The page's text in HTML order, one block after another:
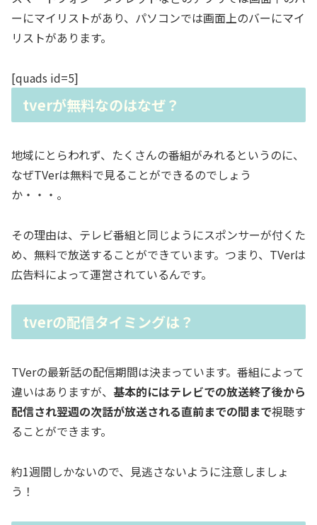
ーにマイリストがあり、パソコンでは画面上のバーにマイ
リストがあります。
[quads id=5]
tverが無料なのはなぜ？
地域にとらわれず、たくさんの番組がみれるというのに、
なぜTVerは無料で見ることができるのでしょう
か・・・。
その理由は、 テレビ番組と同じようにスポンサーが付くた
め、無料で放送することができています。つまり、TVerは
広告料によって運営されているんです。
tverの配信タイミングは？
TVerの最新話の配信期間は決まっています。番組によって
違いはありますが、 基本的にはテレビでの放送終了後から
配信され翌週の次話が放送される直前までの間まで視聴す
ることができます。
約1週間しかないので、見逃さないように注意しましょ
う！